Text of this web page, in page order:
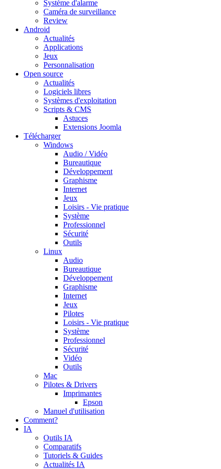
Système d'alarme
Caméra de surveillance
Review
Android
Actualités
Applications
Jeux
Personnalisation
Open source
Actualités
Logiciels libres
Systèmes d'exploitation
Scripts & CMS
Astuces
Extensions Joomla
Télécharger
Windows
Audio / Vidéo
Bureautique
Développement
Graphisme
Internet
Jeux
Loisirs - Vie pratique
Système
Professionnel
Sécurité
Outils
Linux
Audio
Bureautique
Développement
Graphisme
Internet
Jeux
Pilotes
Loisirs - Vie pratique
Système
Professionnel
Sécurité
Vidéo
Outils
Mac
Pilotes & Drivers
Imprimantes
Epson
Manuel d'utilisation
Comment?
IA
Outils IA
Comparatifs
Tutoriels & Guides
Actualités IA